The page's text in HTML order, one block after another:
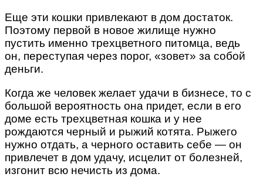
Еще эти кошки привлекают в дом достаток.
Поэтому первой в новое жилище нужно
пустить именно трехцветного питомца, ведь
он, переступая через порог, «зовет» за собой
деньги.
Когда же человек желает удачи в бизнесе, то с
большой вероятность она придет, если в его
доме есть трехцветная кошка и у нее
рождаются черный и рыжий котята. Рыжего
нужно отдать, а черного оставить себе — он
привлечет в дом удачу, исцелит от болезней,
изгонит всю нечисть из дома.